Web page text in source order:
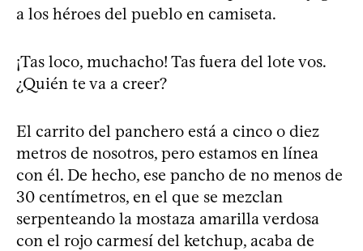
a los héroes del pueblo en camiseta.
¡Tas loco, muchacho! Tas fuera del lote vos.
¿Quién te va a creer?
El carrito del panchero está a cinco o diez
metros de nosotros, pero estamos en línea
con él. De hecho, ese pancho de no menos de
30 centímetros, en el que se mezclan
serpenteando la mostaza amarilla verdosa
con el rojo carmesí del ketchup, acaba de